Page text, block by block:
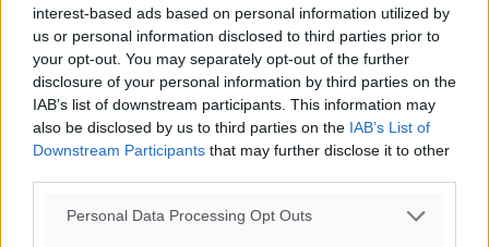
interest-based ads based on personal information utilized by
us or personal information disclosed to third parties prior to
your opt-out. You may separately opt-out of the further
disclosure of your personal information by third parties on the
IAB’s list of downstream participants. This information may
also be disclosed by us to third parties on the IAB’s List of
Downstream Participants that may further disclose it to other
Personal Data Processing Opt Outs
Τα σχόλια εκφράζουν αποκλειστικά τον εκάστοτε
σχολιαστή. Η Δημοκρατική δεν υιοθετεί αυτές τις
απόψεις. Διατηρούμε το δικαίωμα να διαγράψουμε όποια
σχόλια θεωρούμε προσβλητικά ή περιέχουν ύβρεις, χωρίς
καμμία προειδοποίηση. Χρήστες που δεν τηρούν τους
όρους χρήσης αποκλείονται.
Προσθέστε ένα σχόλιο